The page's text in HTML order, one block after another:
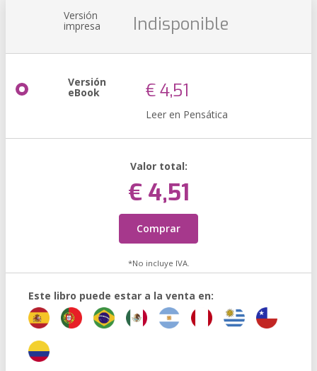
Versión
impresa Indisponible
Versión
eBook € 4,51
Leer en Pensática
Valor total:
€ 4,51
Comprar
*No incluye IVA.
Este libro puede estar a la venta en: